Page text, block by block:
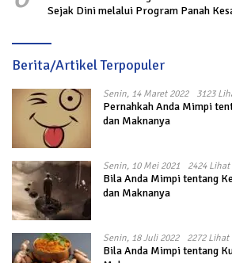
Sejak Dini melalui Program Panah
Berita/Artikel Terpopuler
Senin, 14 Maret 2022 3123
Pernahkah Anda Mimpi
dan Maknanya
Senin, 10 Mei 2021 2424 Lihat
Bila Anda Mimpi tentang
dan Maknanya
Senin, 18 Juli 2022 2272 Lihat
Bila Anda Mimpi tentang